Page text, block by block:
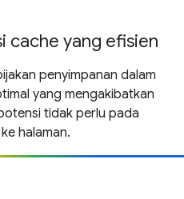
cache yang efisien
penyimpanan dalam
yang mengakibatkan
tidak perlu pada
halaman.